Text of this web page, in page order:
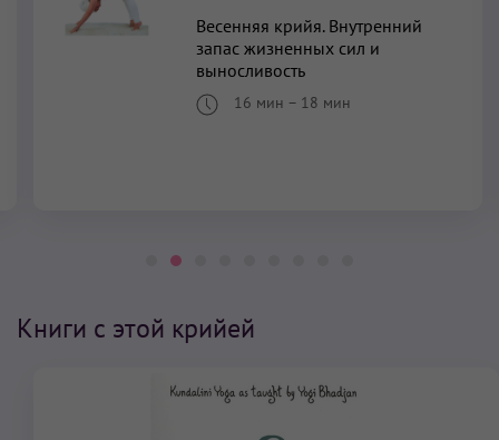
Весенняя крийя. Внутренний
запас жизненных сил и
выносливость
16 мин – 18 мин
Книги с этой крийей